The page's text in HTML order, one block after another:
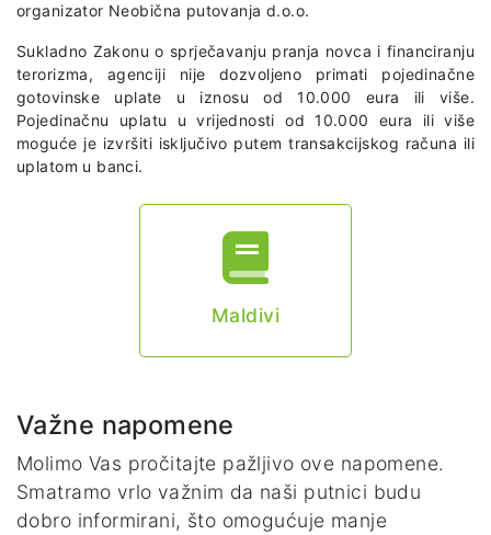
organizator Neobična putovanja d.o.o.
Sukladno Zakonu o sprječavanju pranja novca i financiranju
terorizma, agenciji nije dozvoljeno primati pojedinačne
gotovinske uplate u iznosu od 10.000 eura ili više.
Pojedinačnu uplatu u vrijednosti od 10.000 eura ili više
moguće je izvršiti isključivo putem transakcijskog računa ili
uplatom u banci.
Maldivi
Važne napomene
Molimo Vas pročitajte pažljivo ove napomene.
Smatramo vrlo važnim da naši putnici budu
dobro informirani, što omogućuje manje